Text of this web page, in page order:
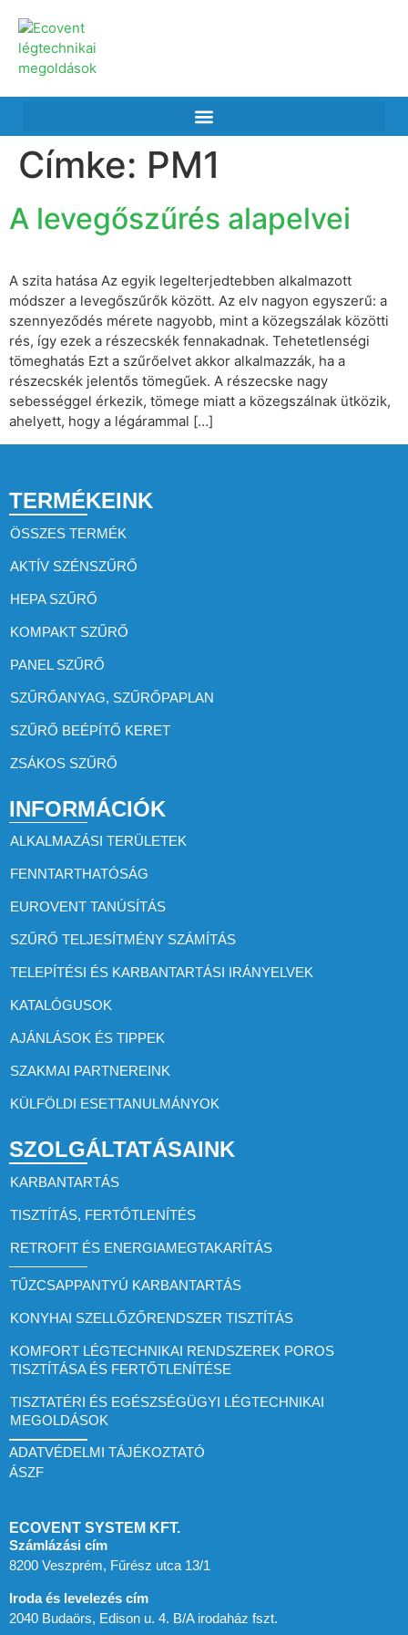
Címke: PM1
A levegőszűrés alapelvei
A szita hatása Az egyik legelterjedtebben alkalmazott
módszer a levegőszűrők között. Az elv nagyon egyszerű: a
szennyeződés mérete nagyobb, mint a közegszálak közötti
rés, így ezek a részecskék fennakadnak. Tehetetlenségi
tömeghatás Ezt a szűrőelvet akkor alkalmazzák, ha a
részecskék jelentős tömegűek. A részecske nagy
sebességgel érkezik, tömege miatt a közegszálnak ütközik,
ahelyett, hogy a légárammal […]
TERMÉKEINK
ÖSSZES TERMÉK
AKTÍV SZÉNSZŰRŐ
HEPA SZŰRŐ
KOMPAKT SZŰRŐ
PANEL SZŰRŐ
SZŰRŐANYAG, SZŰRŐPAPLAN
SZŰRŐ BEÉPÍTŐ KERET
ZSÁKOS SZŰRŐ
INFORMÁCIÓK
ALKALMAZÁSI TERÜLETEK
FENNTARTHATÓSÁG
EUROVENT TANÚSÍTÁS
SZŰRŐ TELJESÍTMÉNY SZÁMÍTÁS
TELEPÍTÉSI ÉS KARBANTARTÁSI IRÁNYELVEK
KATALÓGUSOK
AJÁNLÁSOK ÉS TIPPEK
SZAKMAI PARTNEREINK
KÜLFÖLDI ESETTANULMÁNYOK
SZOLGÁLTATÁSAINK
KARBANTARTÁS
TISZTÍTÁS, FERTŐTLENÍTÉS
RETROFIT ÉS ENERGIAMEGTAKARÍTÁS
TŰZCSAPPANTYÚ KARBANTARTÁS
KONYHAI SZELLŐZŐRENDSZER TISZTÍTÁS
KOMFORT LÉGTECHNIKAI RENDSZEREK POROS
TISZTÍTÁSA ÉS FERTŐTLENÍTÉSE
TISZTATÉRI ÉS EGÉSZSÉGÜGYI LÉGTECHNIKAI
MEGOLDÁSOK
ADATVÉDELMI TÁJÉKOZTATÓ
ÁSZF
ECOVENT SYSTEM KFT.
Számlázási cím
8200 Veszprém, Fűrész utca 13/1
Iroda és levelezés cím
2040 Budaörs, Edison u. 4. B/A irodaház fszt.